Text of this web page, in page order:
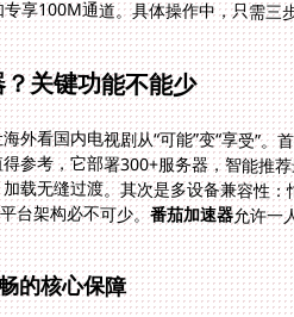
关键功能不能少
外看国内电视剧从“可能”变“享受”
参考，它部署300+服务器，智能推
上海节点，加载无缝过渡。其次是多
台架构必不可少。番茄加速器允许一
的核心保障